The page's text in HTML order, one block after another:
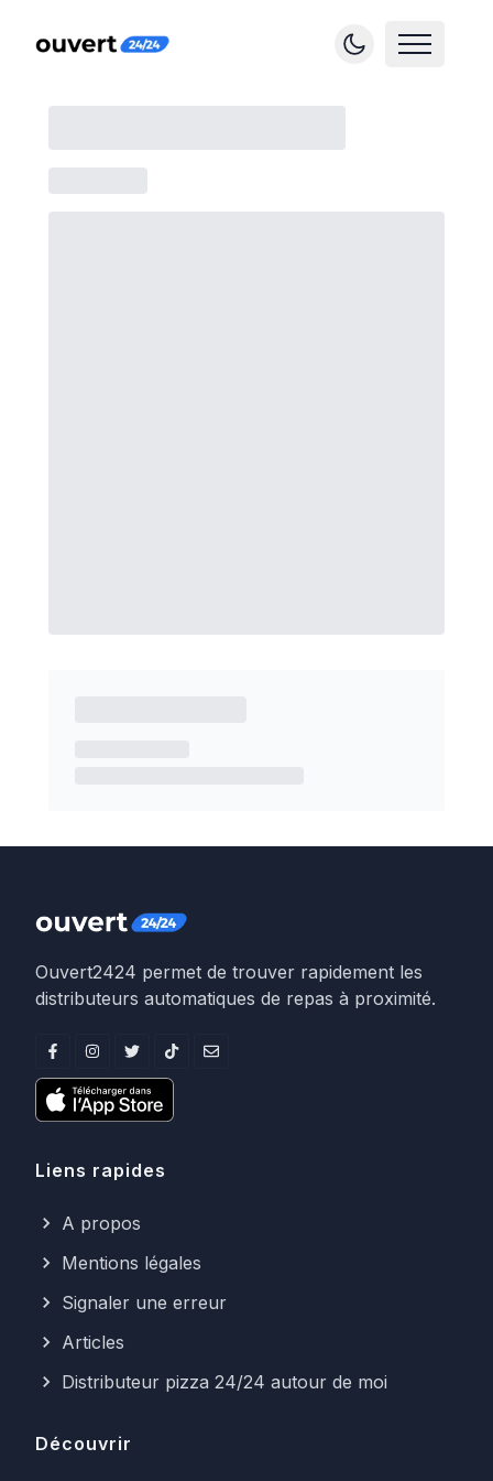
Ouvert2424 permet de trouver rapidement les
distributeurs automatiques de repas à proximité.
Liens rapides
A propos
Mentions légales
Signaler une erreur
Articles
Distributeur pizza 24/24 autour de moi
Découvrir